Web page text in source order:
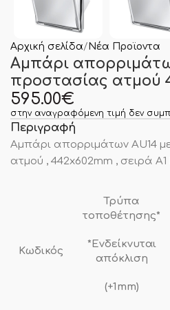
Αρχική σελίδα Νέα Προϊοντα
Αμπάρι
προστασίας ατμού
595.00€
στην αναγραφόμενη τιμή δεν
Περιγραφή
Αμπάρι απορριμάτων AU14
ατμού , 442x602mm , σειρά Α1
Κωδικός
Τρύπα
τοποθέτησης*
*Ενδείκνυται
απόκλιση
(+1mm)